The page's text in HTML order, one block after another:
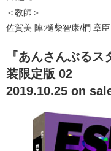
＜教師＞
佐賀美 陣:樋柴智康/椚 章
『あんさんぶる
装限定版 02
2019.10.25 on